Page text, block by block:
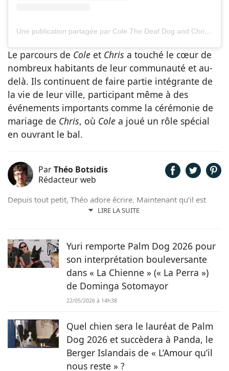
Une publication partagée par Cole The Deaf Dog and Christopher Hannah (@colethedeafdog)
Le parcours de Cole et Chris a touché le cœur de
nombreux habitants de leur communauté et au-
delà. Ils continuent de faire partie intégrante de
la vie de leur ville, participant même à des
événements importants comme la cérémonie de
mariage de Chris, où Cole a joué un rôle spécial
en ouvrant le bal.
ParThéo Botsidis
Rédacteur web
LIRE LA SUITE
Depuis tout petit, Théo adore écrire. Maintenant qu’il est
rédacteur web, il partage avec plaisir ce qu’il découvre sur le
Yuri remporte Palm Dog 2026 pour
son interprétation bouleversante
dans « La Chienne » (« La Perra »)
de Dominga Sotomayor
22/05/2026 à 14h38
Quel chien sera le lauréat de Palm
Dog 2026 et succèdera à Panda, le
Berger Islandais de « L’Amour qu’il
nous reste » ?